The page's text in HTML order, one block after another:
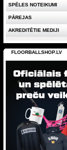
SPĒLES NOTEIKUMI
PĀREJAS
AKREDITĒTIE MEDIJI
FLOORBALLSHOP.LV